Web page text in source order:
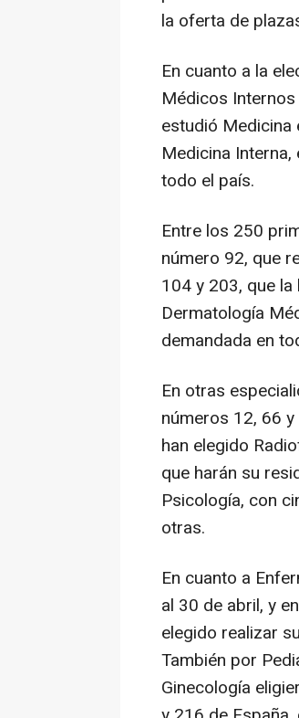
la oferta de
En cuanto a la
Médicos
estudió Medicina
Medicina
todo el país.
Entre los 250
número 92, que
104 y 203, que
Dermatología
demandada en
En otras
números 12, 66
han elegido
que harán su
Psicología, con
otras.
En cuanto a
al 30 de abril, y
elegido realizar
También por
Ginecología